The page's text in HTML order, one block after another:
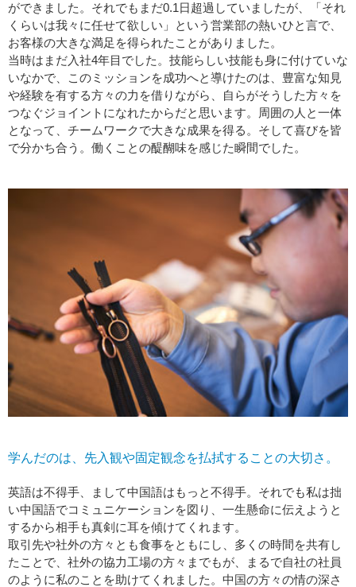
ができました。それでもまだ0.1日超過していましたが、「それ
くらいは我々に任せて欲しい」という営業部の熱いひと言で、
お客様の大きな満足を得られたことがありました。
当時はまだ入社4年目でした。技能らしい技能も身に付けていな
いなかで、このミッションを成功へと導けたのは、豊富な知見
や経験を有する方々の力を借りながら、自らがそうした方々を
つなぐジョイントになれたからだと思います。周囲の人と一体
となって、チームワークで大きな成果を得る。そして喜びを皆
で分かち合う。働くことの醍醐味を感じた瞬間でした。
学んだのは、先入観や固定観念を払拭することの大切さ。
英語は不得手、まして中国語はもっと不得手。それでも私は拙
い中国語でコミュニケーションを図り、一生懸命に伝えようと
するから相手も真剣に耳を傾けてくれます。
取引先や社外の方々とも食事をともにし、多くの時間を共有し
たことで、社外の協力工場の方々までもが、まるで自社の社員
のように私のことを助けてくれました。中国の方々の情の深さ